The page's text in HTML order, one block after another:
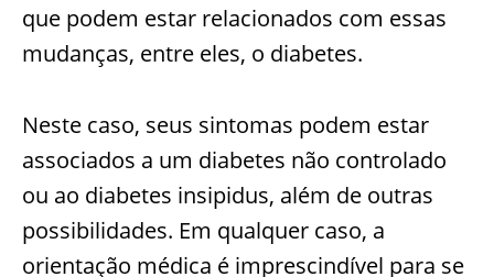
que podem estar relacionados com essas
mudanças, entre eles, o diabetes.
Neste caso, seus sintomas podem estar
associados a um diabetes não controlado
ou ao diabetes insipidus, além de outras
possibilidades. Em qualquer caso, a
orientação médica é imprescindível para se